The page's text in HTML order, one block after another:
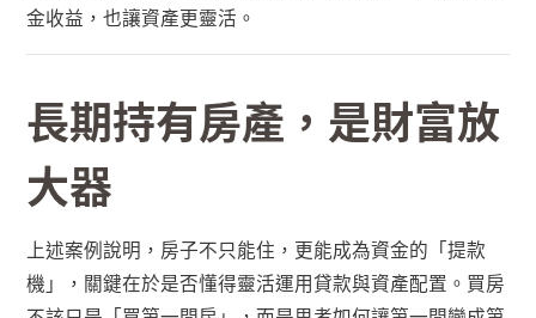
金收益，也讓資產更靈活。
長期持有房產，是財富放
大器
上述案例說明，房子不只能住，更能成為資金的「提款
機」，關鍵在於是否懂得靈活運用貸款與資產配置。買房